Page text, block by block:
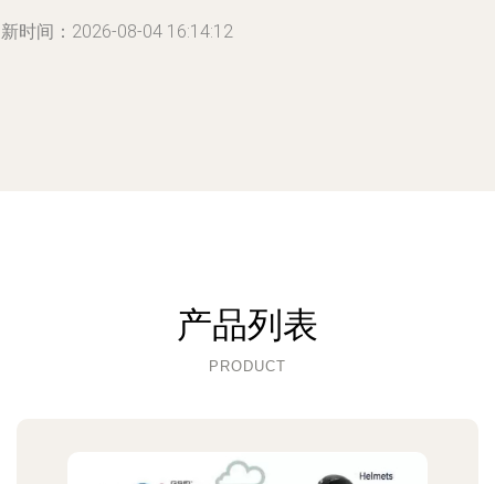
时间：2026-08-04 16:14:12
产品列表
PRODUCT